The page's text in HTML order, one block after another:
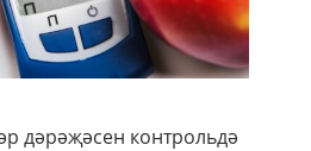
дәрәҗәсен контрольдә